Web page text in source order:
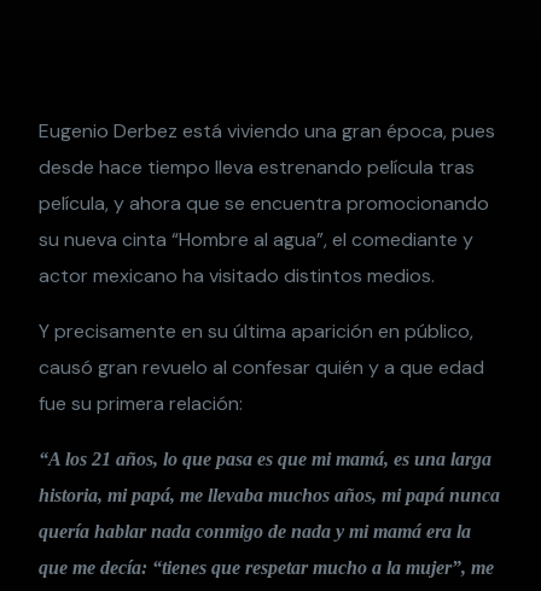
Eugenio Derbez está viviendo una gran época, pues
desde hace tiempo lleva estrenando película tras
película, y ahora que se encuentra promocionando
su nueva cinta “Hombre al agua”, el comediante y
actor mexicano ha visitado distintos medios.
Y precisamente en su última aparición en público,
causó gran revuelo al confesar quién y a que edad
fue su primera relación:
“A los 21 años, lo que pasa es que mi mamá, es una larga
historia, mi papá, me llevaba muchos años, mi papá nunca
quería hablar nada conmigo de nada y mi mamá era la
que me decía: “tienes que respetar mucho a la mujer”, me